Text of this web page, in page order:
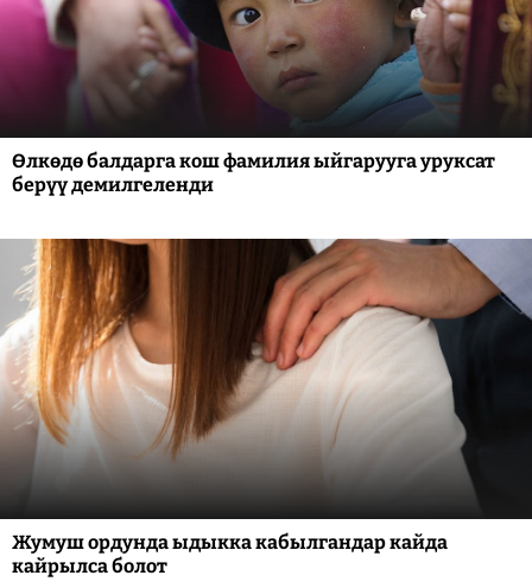
Өлкөдө балдарга кош фамилия ыйгарууга уруксат
берүү демилгеленди
Жумуш ордунда ыдыкка кабылгандар кайда
кайрылса болот